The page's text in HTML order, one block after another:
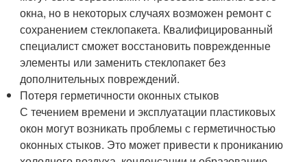
окна, но в некоторых случаях возможен ремонт с
сохранением стеклопакета. Квалифицированный
специалист сможет восстановить поврежденные
элементы или заменить стеклопакет без
дополнительных повреждений.
Потеря герметичности оконных стыков
С течением времени и эксплуатации пластиковых
окон могут возникать проблемы с герметичностью
оконных стыков. Это может привести к прониканию